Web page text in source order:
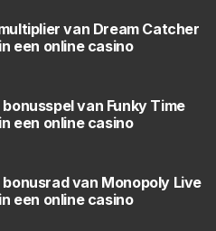
van Dream Catcher
een online casino
van Funky Time
een online casino
van Monopoly Live
een online casino